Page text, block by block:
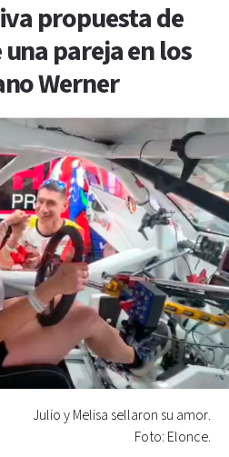
propuesta de
pareja en los
Werner
Julio y Melisa sellaron su amor.
Foto: Elonce.